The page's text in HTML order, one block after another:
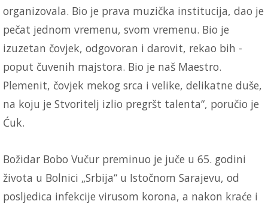
organizovala. Bio je prava muzička institucija, dao je
pečat jednom vremenu, svom vremenu. Bio je
izuzetan čovjek, odgovoran i darovit, rekao bih -
poput čuvenih majstora. Bio je naš Maestro.
Plemenit, čovjek mekog srca i velike, delikatne duše,
na koju je Stvoritelj izlio pregršt talenta“, poručio je
Ćuk.
Božidar Bobo Vučur preminuo je juče u 65. godini
života u Bolnici „Srbija“ u Istočnom Sarajevu, od
posljedica infekcije virusom korona, a nakon kraće i